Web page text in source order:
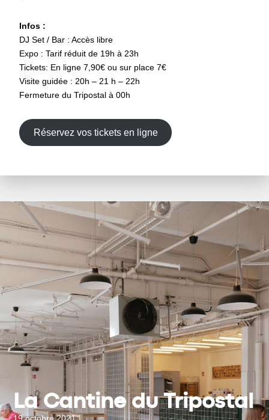
Infos :
DJ Set / Bar : Accès libre
Expo : Tarif réduit de 19h à 23h
Tickets: En ligne 7,90€ ou sur place 7€
Visite guidée : 20h – 21 h – 22h
Fermeture du Tripostal à 00h
Réservez vos tickets en ligne
La Cantine du Tripostal
19 octobre 2021